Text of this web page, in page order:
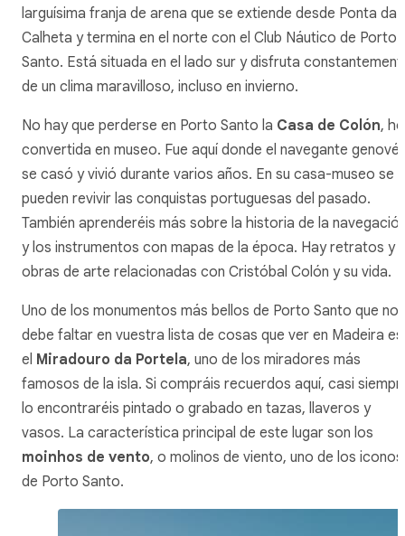
larguísima franja de arena que se extiende desde Ponta da
Calheta y termina en el norte con el Club Náutico de Porto
Santo. Está situada en el lado sur y disfruta
de un clima maravilloso, incluso en invierno.
No hay que perderse en Porto Santo la Casa de Colón,
convertida en museo. Fue aquí donde el navegante
se casó y vivió durante varios años. En su casa-museo se
pueden revivir las conquistas portuguesas del pasado.
También aprenderéis más sobre la historia de la
y los instrumentos con mapas de la época. Hay retratos y
obras de arte relacionadas con Cristóbal Colón y su vida.
Uno de los monumentos más bellos de Porto Santo que no
debe faltar en vuestra lista de cosas que ver en Madeira es
el Miradouro da Portela, uno de los miradores más
famosos de la isla. Si compráis recuerdos aquí, casi
lo encontraréis pintado o grabado en tazas, llaveros y
vasos. La característica principal de este lugar son los
moinhos de vento, o molinos de viento, uno de los iconos
de Porto Santo.